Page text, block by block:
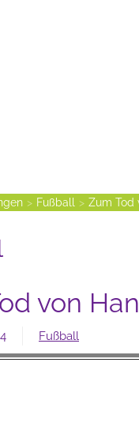
Fußball Zum Tod
von
Fußball